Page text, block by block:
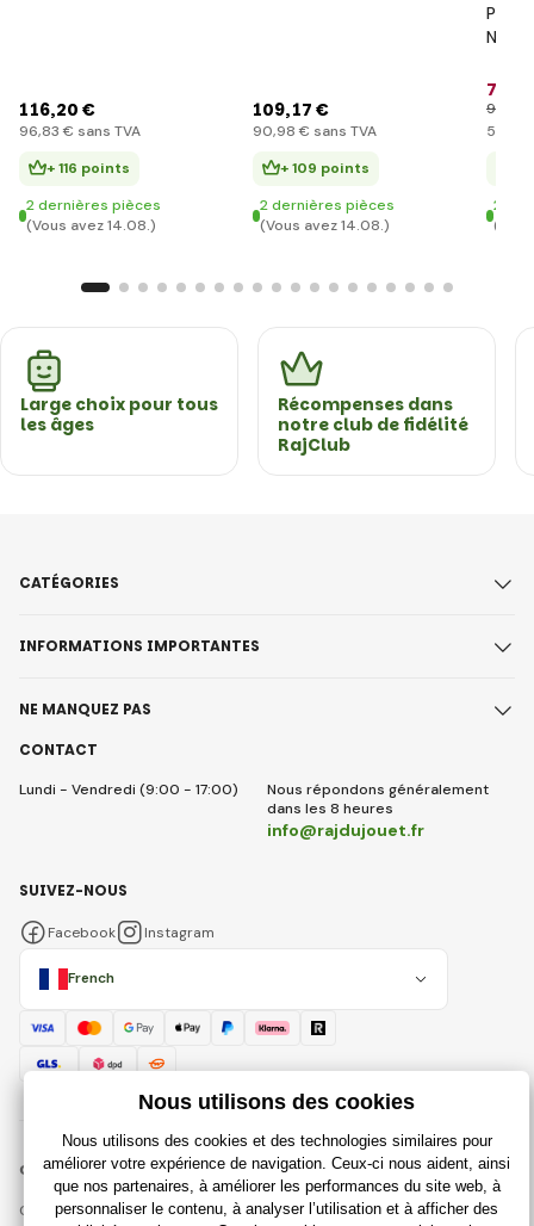
116,20 €
96,83 € sans TVA
+ 116 points
2 dernières pièces
(Vous avez 14.08.)
109,17 €
90,98 € sans TVA
+ 109 points
2 dernières pièces
(Vous avez 14.08.)
Ninja
71
97
59
2
Large choix pour tous
les âges
Récompenses dans
notre club de fidélité
RajClub
CONTACT
Lundi - Vendredi (9:00 - 17:00)
Nous répondons généralement
dans les 8 heures
info@rajdujouet.fr
CATÉGORIES
INFORMATIONS IMPORTANTES
NE MANQUEZ PAS
French
SUIVEZ-NOUS
Facebook Instagram
© 2018 - 2026 Rajdujouet.fr, Tous droits réservés
Cette page est protégée par reCAPTCHA et s'appliquent